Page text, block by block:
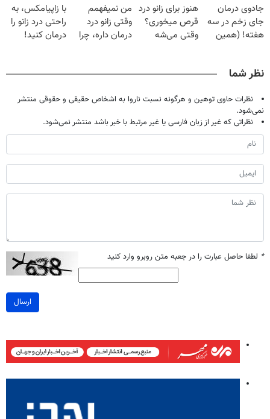
۲۵ میلیون
تومان!!!
پرسش‌نامه)
خانگی
میلیون !
جادوی درمان
جای زخم در سه
هفته! (همین
هنوز برای زانو درد
قرص میخوری؟
وقتی می‌شه
من نمیفهمم
وقتی زانو درد
درمان داره، چرا
با زاپیامکس، به
راحتی درد زانو را
درمان کنید!
نظر شما
نظرات حاوی توهین و هرگونه نسبت ناروا به اشخاص حقیقی و حقوقی منتشر
نمی‌شود.
نظراتی که غیر از زبان فارسی یا غیر مرتبط با خبر باشد منتشر نمی‌شود.
* لطفا حاصل عبارت را در جعبه متن روبرو وارد کنید
ارسال